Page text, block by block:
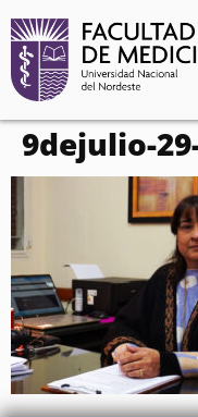
contenido
9dejulio-